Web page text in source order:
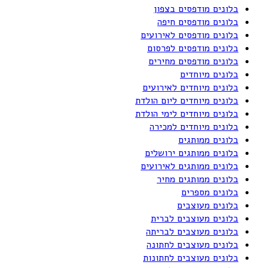
בלונים מודפסים בצפון
בלונים מודפסים חיפה
בלונים מודפסים לאירועים
בלונים מודפסים לפרסום
בלונים מודפסים מחירים
בלונים מיוחדים
בלונים מיוחדים לאירועים
בלונים מיוחדים ליום הולדת
בלונים מיוחדים לימי הולדת
בלונים מיוחדים למכירה
בלונים ממותגים
בלונים ממותגים ירושלים
בלונים ממותגים לאירועים
בלונים ממותגים מחיר
בלונים מספרים
בלונים מעוצבים
בלונים מעוצבים לברית
בלונים מעוצבים לבריתה
בלונים מעוצבים לחתונה
בלונים מעוצבים לחתונות